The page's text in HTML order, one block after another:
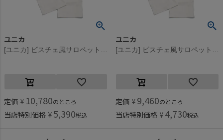
ユニカ
[ユニカ] ビスチェ風サロペット クリーム(17)
定価 ¥ 10,780のところ
当店特別価格 ¥ 5,390税込
ユニカ
[ユニカ] ビスチェ風サロペット クリーム(17)
定価 ¥ 9,460のところ
当店特別価格 ¥ 4,730税込